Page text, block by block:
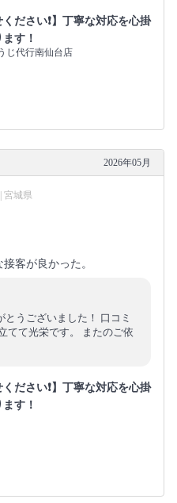
ください❗️】丁寧な対応を心掛
す！
じ代行南仙台店
2026年05月
宮城県
客が良かった。
うございました！ 口コミ
てて光栄です。 またのご依
ください❗️】丁寧な対応を心掛
す！